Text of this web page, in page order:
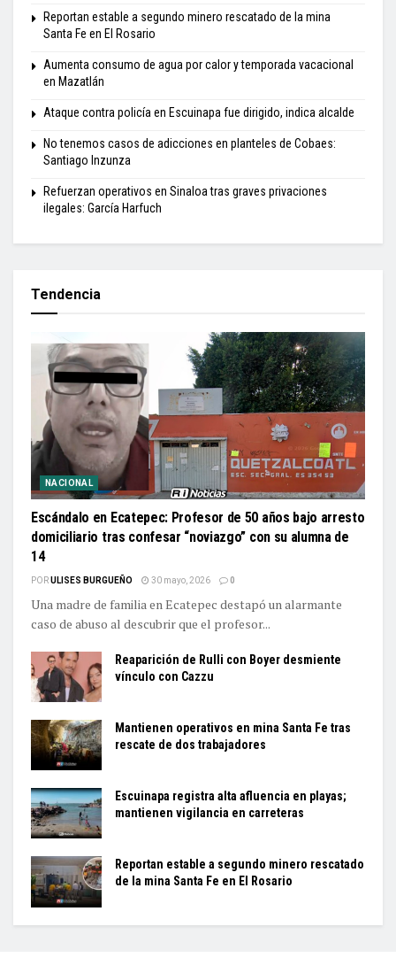
Reportan estable a segundo minero rescatado de la mina
Santa Fe en El Rosario
Aumenta consumo de agua por calor y temporada vacacional
en Mazatlán
Ataque contra policía en Escuinapa fue dirigido, indica alcalde
No tenemos casos de adicciones en planteles de Cobaes:
Santiago Inzunza
Refuerzan operativos en Sinaloa tras graves privaciones
ilegales: García Harfuch
Tendencia
NACIONAL
Escándalo en Ecatepec: Profesor de 50 años bajo arresto
domiciliario tras confesar “noviazgo” con su alumna de
14
PORULISES BURGUEÑO 30 mayo, 2026 0
Una madre de familia en Ecatepec destapó un alarmante
caso de abuso al descubrir que el profesor...
Reaparición de Rulli con Boyer desmiente
vínculo con Cazzu
Mantienen operativos en mina Santa Fe tras
rescate de dos trabajadores
Escuinapa registra alta afluencia en playas;
mantienen vigilancia en carreteras
Reportan estable a segundo minero rescatado
de la mina Santa Fe en El Rosario